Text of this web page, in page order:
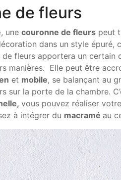
de fleurs
, une couronne de fleurs peut
dans un style épuré,
fleurs apportera un certain
manières. Elle peut être
et mobile, se balançant au
sur la porte de la chambre.
vous pouvez réaliser
à intégrer du macramé au